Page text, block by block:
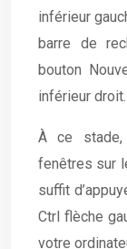
inférieur
barre de
bouton
inférieur droit.
À ce stade,
fenêtres sur
suffit
Ctrl flèche
votre